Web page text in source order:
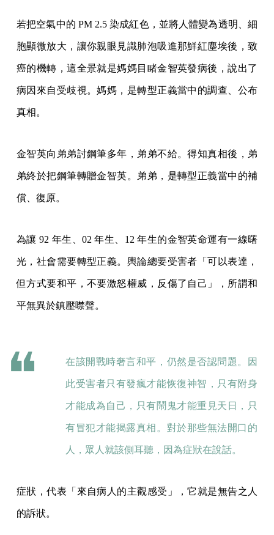
若把空氣中的 PM 2.5 染成紅色，並將人體變為透明、細
胞顯微放大，讓你親眼見識肺泡吸進那鮮紅塵埃後，致
癌的機轉，這全景就是媽媽目睹金智英發病後，說出了
病因來自受歧視。媽媽，是轉型正義當中的調查、公布
真相。
金智英向弟弟討鋼筆多年，弟弟不給。得知真相後，弟
弟終於把鋼筆轉贈金智英。弟弟，是轉型正義當中的補
償、復原。
為讓 92 年生、02 年生、12 年生的金智英命運有一線曙
光，社會需要轉型正義。輿論總要受害者「可以表達，
但方式要和平，不要激怒權威，反傷了自己」，所謂和
平無異於鎮壓噤聲。
在該開戰時奢言和平，仍然是否認問題。因
此受害者只有發瘋才能恢復神智，只有附身
才能成為自己，只有鬧鬼才能重見天日，只
有冒犯才能揭露真相。對於那些無法開口的
人，眾人就該側耳聽，因為症狀在說話。
症狀，代表「來自病人的主觀感受」，它就是無告之人
的訴狀。